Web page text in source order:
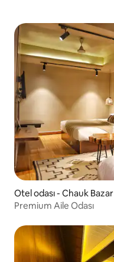
Otel odası - Chauk Bazar
Premium Aile Odası